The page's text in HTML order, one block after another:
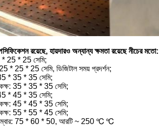
রয়েছে, হায়দারও অন্যান্য ক্ষমতা রয়েছে নীচের মতো:
* 25 * 25 সেমি;
* 25 * 25 সেমি, ডিজিটাল সময় প্রদর্শন;
* 35 * 35 সেমি;
35 * 35 * 35 সেমি;
* 45 * 35 সেমি;
45 * 45 * 35 সেমি;
55 * 55 * 45 সেমি;
75 * 60 * 50, আরটি ~ 250 ℃ ℃